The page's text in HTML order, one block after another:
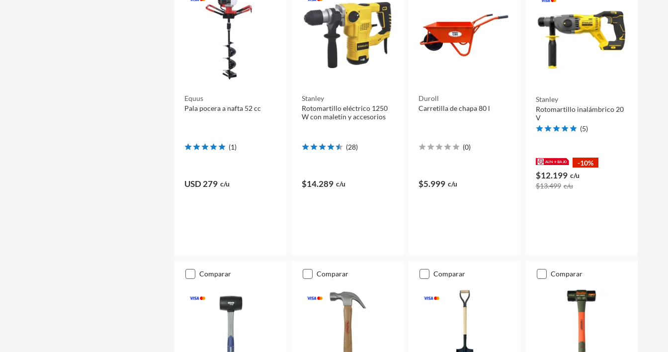
Equus
Pala pocera a nafta 52 cc
(1)
USD 279 c/u
Stanley
Rotomartillo eléctrico 1250
W con maletín y accesorios
(28)
$14.289 c/u
Duroll
Carretilla de chapa 80 l
(0)
$5.999 c/u
Stanley
Rotomartillo inalámbrico 20
V
(5)
-10%
$12.199 c/u
$13.499 c/u
comparar comparar comparar comparar